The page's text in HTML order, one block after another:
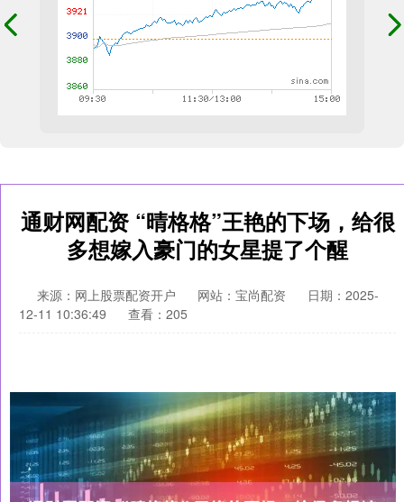
通财网配资 “晴格格”王艳的下场，给很
多想嫁入豪门的女星提了个醒
来源：网上股票配资开户 网站：宝尚配资
日期：2025-
12-11 10:36:49
查看：205